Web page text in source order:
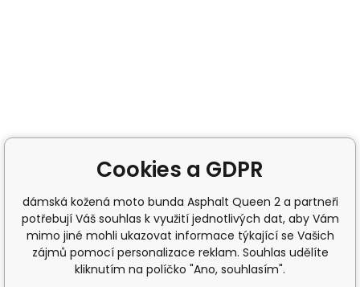
Cookies a GDPR
dámská kožená moto bunda Asphalt Queen 2 a partneři
potřebují Váš souhlas k využití jednotlivých dat, aby Vám
mimo jiné mohli ukazovat informace týkající se Vašich
zájmů pomocí personalizace reklam. Souhlas udělíte
kliknutím na políčko "Ano, souhlasím".